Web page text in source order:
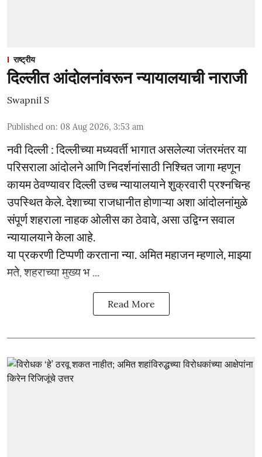
राष्ट्रीय
दिल्लीत आंदोलनांवरून न्यायालयाची नाराजी
Swapnil S
Published on: 08 Aug 2026, 3:53 am
नवी दिल्ली : दिल्लीच्या मध्यवर्ती भागात असलेल्या जंतरमंतर या
परिसराला आंदोलने आणि निदर्शनांसाठी निश्चित जागा म्हणून
कायम ठेवण्यावर दिल्ली उच्च न्यायालयाने शुक्रवारी प्रश्नचिन्ह
उपस्थित केले. देशाच्या राजधानीत होणाऱ्या अशा आंदोलनांमुळे
संपूर्ण शहराला नाहक ओलीस का ठेवावे, असा उद्विग्न सवाल
न्यायालयाने केला आहे.
या प्रकरणी टिप्पणी करताना न्या. अमित महाजन म्हणाले, माझ्या
मते, शहराच्या मुख्य भ ...
Read More